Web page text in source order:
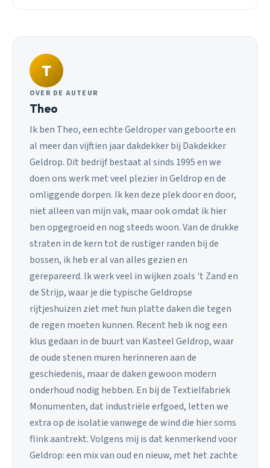
T
OVER DE AUTEUR
Theo
Ik ben Theo, een echte Geldroper van geboorte en
al meer dan vijftien jaar dakdekker bij Dakdekker
Geldrop. Dit bedrijf bestaat al sinds 1995 en we
doen ons werk met veel plezier in Geldrop en de
omliggende dorpen. Ik ken deze plek door en door,
niet alleen van mijn vak, maar ook omdat ik hier
ben opgegroeid en nog steeds woon. Van de drukke
straten in de kern tot de rustiger randen bij de
bossen, ik heb er al van alles gezien en
gerepareerd. Ik werk veel in wijken zoals 't Zand en
de Strijp, waar je die typische Geldropse
rijtjeshuizen ziet met hun platte daken die tegen
de regen moeten kunnen. Recent heb ik nog een
klus gedaan in de buurt van Kasteel Geldrop, waar
de oude stenen muren herinneren aan de
geschiedenis, maar de daken gewoon modern
onderhoud nodig hebben. En bij de Textielfabriek
Monumenten, dat industriële erfgoed, letten we
extra op de isolatie vanwege de wind die hier soms
flink aantrekt. Volgens mij is dat kenmerkend voor
Geldrop: een mix van oud en nieuw, met het zachte